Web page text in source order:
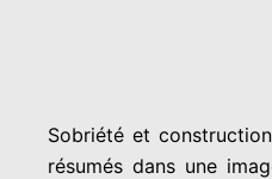
Sobriété et
résumés dans une